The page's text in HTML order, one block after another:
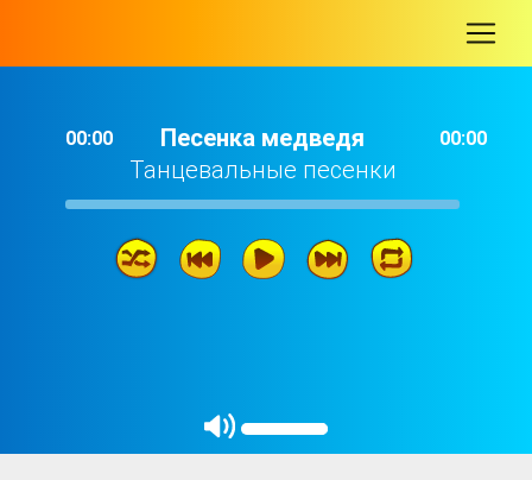
00:00
Песенка медведя
Танцевальные песенки
00:00
Песенка медведя